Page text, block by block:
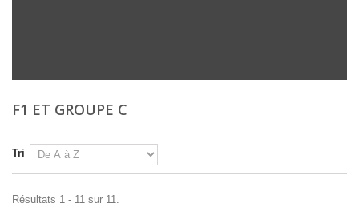
F1 ET GROUPE C
Tri
Résultats 1 - 11 sur 11.